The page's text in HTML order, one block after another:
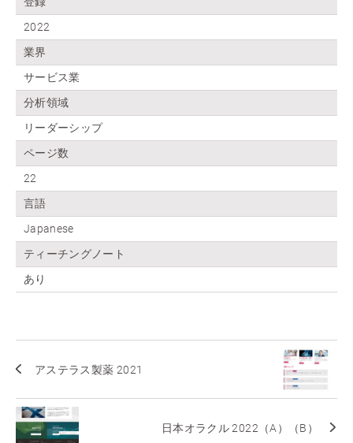
2022
業界
サービス業
分析領域
リーダーシップ
ページ数
22
言語
Japanese
ティーチングノート
あり
アステラス製薬 2021
日本オラクル 2022（A）（B）